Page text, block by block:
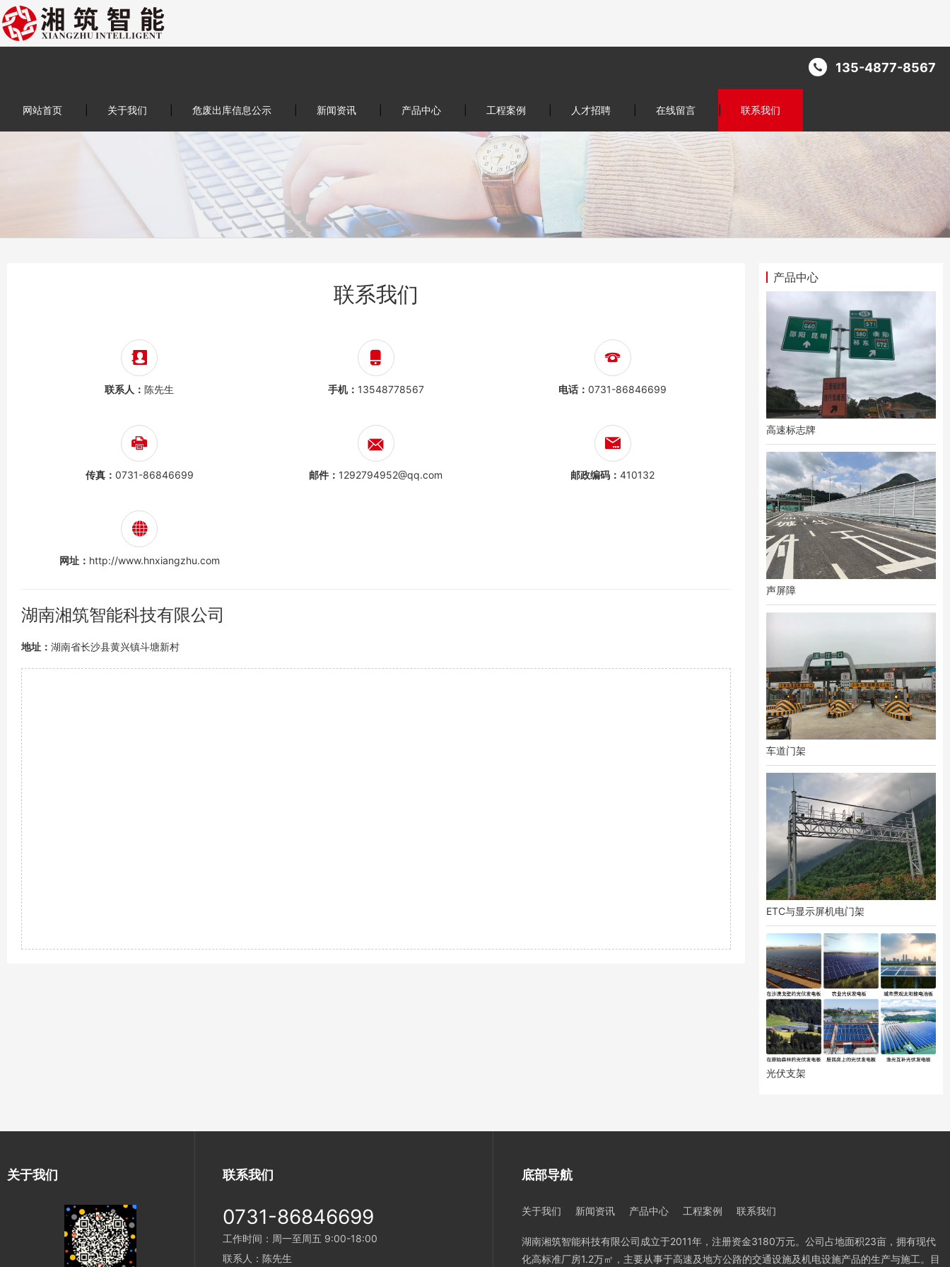
135-4877-8567
网站首页 关于我们 危废出库信息公示 新闻资讯 产品中心 工程案例 人才招聘 在线留言 联系我们
产品中心
高速标志牌
声屏障
车道门架
ETC与显示屏机电门架
光伏支架
联系我们
联系人：陈先生 手机： 13548778567 电话：0731-86846699
传真： 0731-86846699 邮件： 1292794952@qq.com 邮政编码：410132
网址： http://www.hnxiangzhu.com
湖南湘筑智能科技有限公司
地址： 湖南省长沙县黄兴镇斗塘新村
关于我们 联系我们
0731-86846699
工作时间：周一至周五 9:00-18:00
联系人：陈先生
底部导航
关于我们 新闻资讯 产品中心 工程案例 联系我们
湖南湘筑智能科技有限公司成立于2011年，注册资金3180万元。公司占地面积23亩，拥有现代
化高标准厂房1.2万㎡，主要从事于高速及地方公路的交通设施及机电设施产品的生产与施工。目